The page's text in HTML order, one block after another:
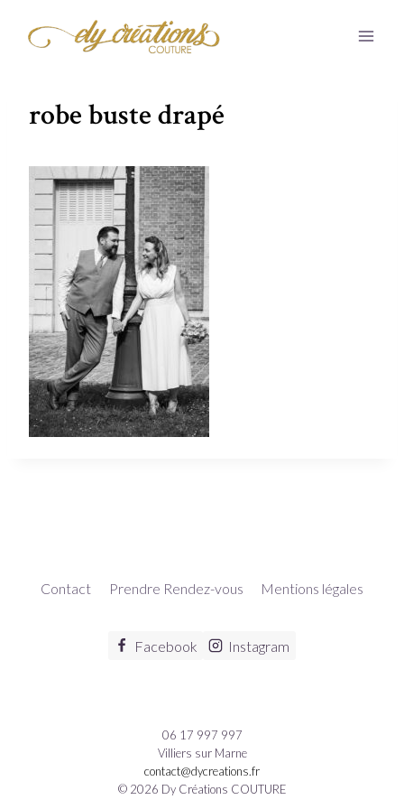
robe buste drapé
Contact Prendre Rendez-vous Mentions légales
Facebook Instagram
06 17 997 997
Villiers sur Marne
contact@dycreations.fr
© 2026 Dy Créations COUTURE